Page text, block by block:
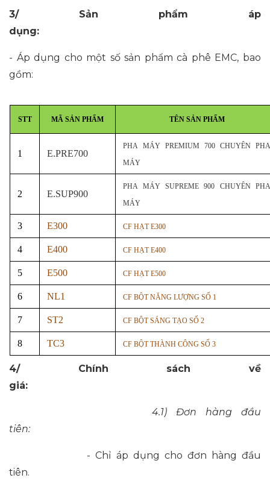
3/ Sản phẩm áp
dụng:
- Áp dụng cho một số sản phẩm cà phê EMC, bao
gồm:
STT MÃ SẢN PHẨM TÊN SẢN PHẨM
1 E.PRE700
PHA MÁY PREMIUM 700 CHUYÊN PHA
MÁY
2 E.SUP900
PHA MÁY SUPREME 900 CHUYÊN PHA
MÁY
3 E300 CF HẠT E300
4 E400 CF HẠT E400
5 E500 CF HẠT E500
6 NL1 CF BỘT NĂNG LƯỢNG SỐ 1
7 ST2 CF BỘT SÁNG TẠO SỐ 2
8 TC3 CF BỘT THÀNH CÔNG SỐ 3
4/ Chính sách về
giá:
4.1) Đơn hàng đầu
tiên:
- Chỉ áp dụng cho đơn hàng đầu
tiên.